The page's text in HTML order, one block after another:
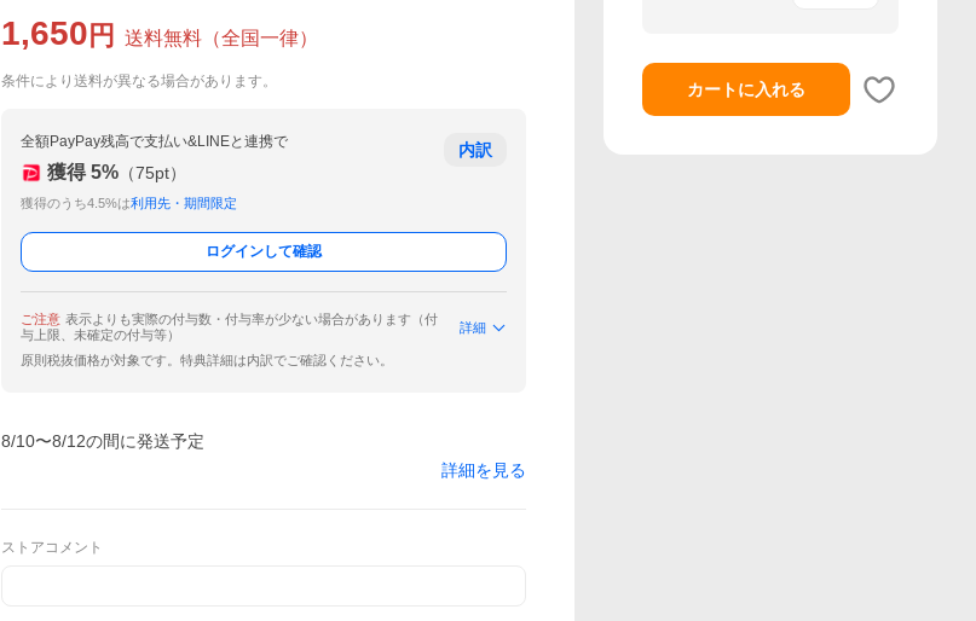
1,650 円 送料無料 （全国一律）
条件により送料が異なる場合があります。
全額PayPay残高で支払い&LINEと連携で
獲得 5% （75pt）
獲得のうち4.5%は利用先・期間限定
内訳
ログインして確認
ご注意 表示よりも実際の付与数・付与率が少ない場合があります（付
与上限、未確定の付与等）
詳細
原則税抜価格が対象です。特典詳細は内訳でご確認ください。
8/10〜8/12の間に発送予定
詳細を見る
ストアコメント
カートに入れる